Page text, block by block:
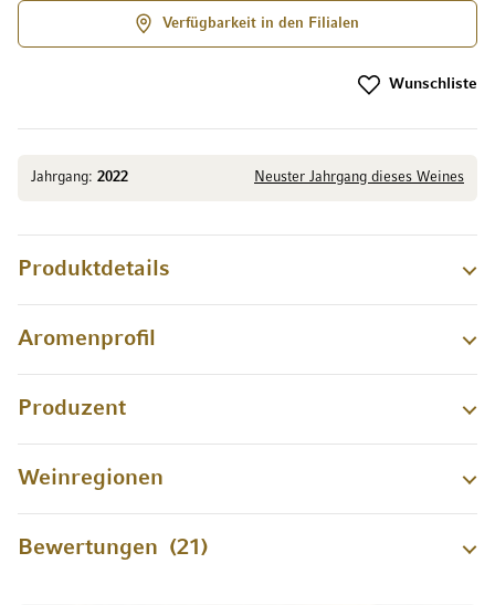
Jahrgang: 2022 Neuster Jahrgang dieses Weines
Verfügbarkeit in den Filialen
Wunschliste
Produktdetails
Aromenprofil
Produzent
Weinregionen
Bewertungen 21